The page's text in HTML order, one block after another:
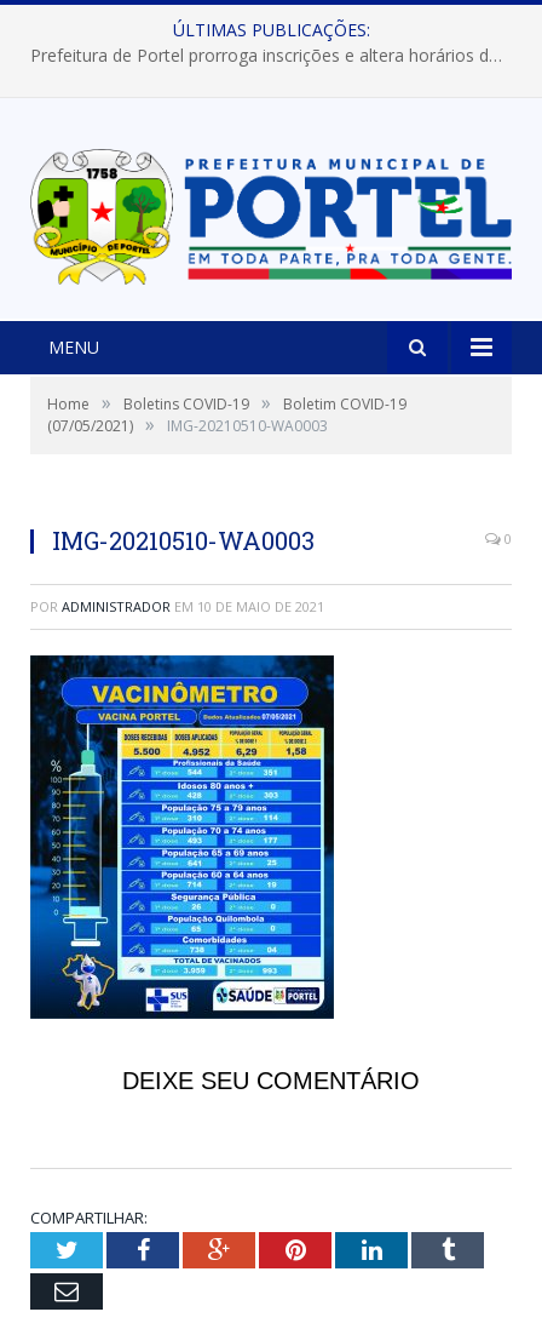
ÚLTIMAS PUBLICAÇÕES:
Prefeitura de Portel prorroga inscrições e altera horários dos concursos “Musa” e “Miss Mix Verão 2026”
MENU
Home » Boletins COVID-19 »
Boletim COVID-19
(07/05/2021) » IMG-20210510-WA0003
IMG-20210510-WA0003 0
POR ADMINISTRADOR EM 10 DE MAIO DE 2021
DEIXE SEU COMENTÁRIO
COMPARTILHAR:
TwitterFacebookGoogle+PinterestLinkedInTumblr
Email